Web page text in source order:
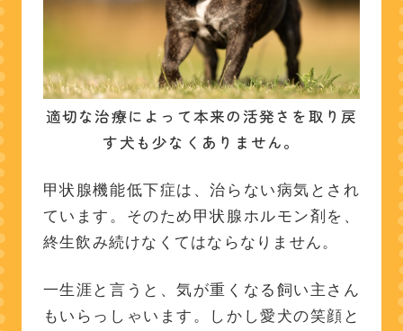
適切な治療によって本来の活発さを取り戻
す犬も少なくありません。
甲状腺機能低下症は、治らない病気とされ
ています。そのため甲状腺ホルモン剤を、
終生飲み続けなくてはならなりません。
一生涯と言うと、気が重くなる飼い主さん
もいらっしゃいます。しかし愛犬の笑顔と